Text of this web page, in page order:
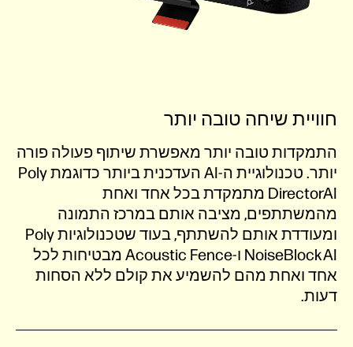
חוויית שיחה טובה יותר
התמקדות טובה יותר מאפשרת שיתוף פעולה פורה
יותר. טכנולוגיית ה-AI העדכנית ביותר כדוגמת Poly
DirectorAI מתמקדת בכל אחד ואחת
מהמשתתפים, מציבה אותם במרכז התמונה
ומעודדת אותם להשתתף, בעוד שטכנולוגיות Poly
NoiseBlockAI ו-Acoustic Fence מבטיחות לכל
אחד ואחת מהם להשמיע את קולם ללא הסחות
דעות.